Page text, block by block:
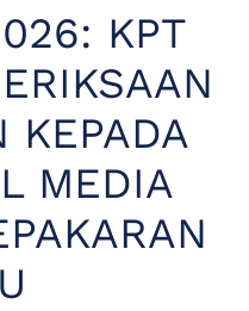
KPT
KEPADA
MEDIA